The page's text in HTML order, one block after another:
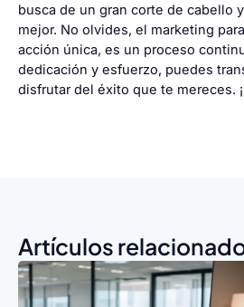
busca de un gran corte de cabello
mejor. No olvides, el marketing
acción única, es un proceso
dedicación y esfuerzo, puedes
disfrutar del éxito que te mereces.
Artículos